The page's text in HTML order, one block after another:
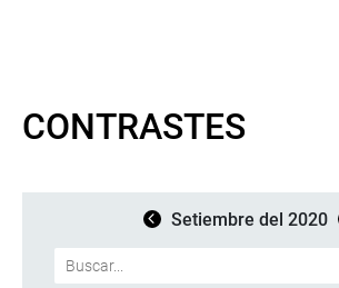
CONTRASTES
Setiembre del 2020